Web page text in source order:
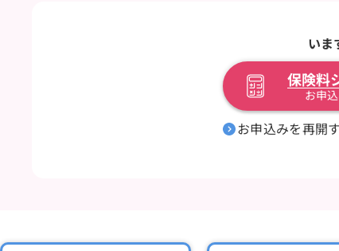
いま
保険料
お申
お申込みを再開